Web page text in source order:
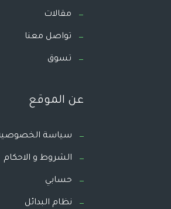
مقالات
تواصل معنا
تسوق
عن الموقع
سياسة
الشروط و الاحكام
حسابي
نظام البدائل